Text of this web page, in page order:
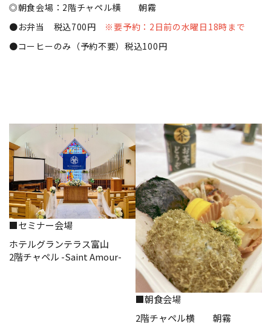
◎朝食会場：2階チャペル横 朝霧
●お弁当 税込700円 ※要予約：2日前の水曜日18時まで
●コーヒーのみ（予約不要）税込100円
■セミナー会場
ホテルグランテラス富山
2階チャペル -Saint Amour-
■朝食会場
2階チャペル横 朝霧